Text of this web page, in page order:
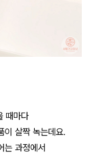
때마다
이 살짝 녹는데요.
는 과정에서